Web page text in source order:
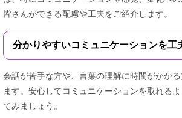
皆さんができる配慮や工夫をご紹介します。
分かりやすいコミュニケーションを工
会話が苦手な方や、言葉の理解に時間がかか
ます。安心してコミュニケーションを取れる
てみましょう。